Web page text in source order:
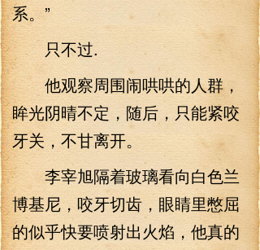
系。”
只不过.
他观察周围闹哄哄的人群，
眸光阴晴不定，随后，只能紧咬
牙关，不甘离开。
李宰旭隔着玻璃看向白色兰
博基尼，咬牙切齿，眼睛里憋屈
的似乎快要喷射出火焰，他真的